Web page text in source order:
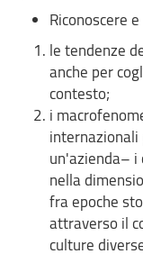
Riconoscere
le tendenze
anche per
contesto;
i
un'azienda– i
nella
fra epoche
attraverso il
culture